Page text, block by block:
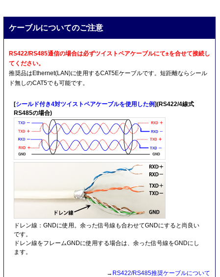
ケーブルについてのご注意
RS422/RS485通信の場合は必ずツイストペアケーブルにて±を合せて接続し
てください。
推奨品はEthernet(LAN)に使用するCAT5Eケーブルです。短距離ならシール
ド無しのCAT5でも可能です。
[シールド付き4対ツイストペアケーブルを使用した例](RS422/4線式
RS485の場合)
ドレン線：GNDに使用。余った信号線も合わせてGNDにすると尚良い
です。
ドレン線をフレームGNDに使用する場合は、余った信号線をGNDにし
ます。
→ RS422/RS485推奨ケーブルについて